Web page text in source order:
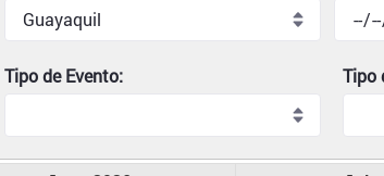
Tipo de Evento:
Tipo